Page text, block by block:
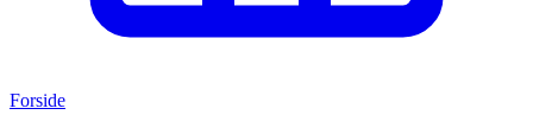
Forside